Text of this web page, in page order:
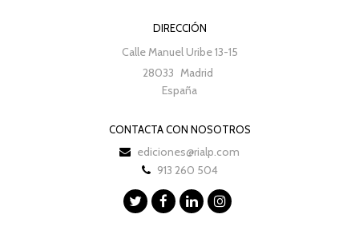
DIRECCIÓN
Calle Manuel Uribe 13-15
28033 Madrid
España
CONTACTA CON NOSOTROS
ediciones@rialp.com
913 260 504